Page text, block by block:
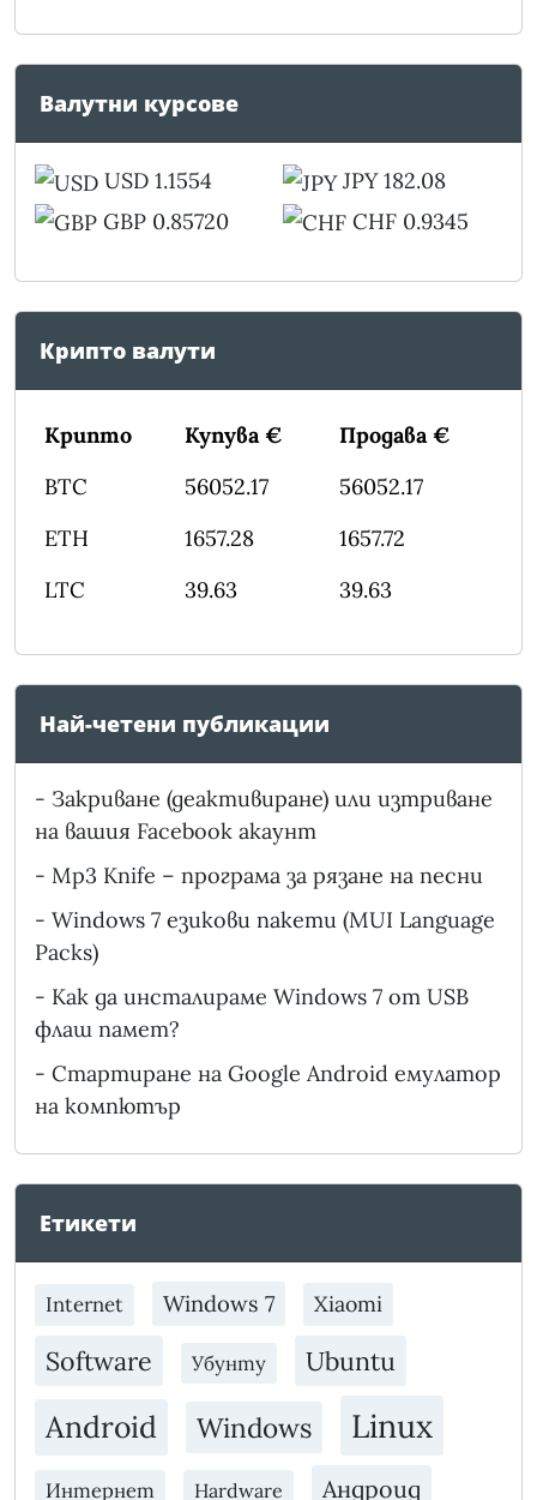
Валутни курсове
USD 1.1554
GBP 0.85720
JPY 182.08
CHF 0.9345
Крипто валути
Крипто Купува €
Продава €
BTC
56052.17
56052.17
ETH
1657.28
1657.72
LTC
39.63 39.63
Най-четени публикации
- Закриване (деактивиране) или изтриване
на вашия Facebook акаунт
- Mp3 Knife – програма за рязане на песни
- Windows 7 езикови пакети (MUI Language
Packs)
- Как да инсталираме Windows 7 от USB
флаш памет?
- Стартиране на Google Android емулатор
на компютър
Етикети
Internet Windows 7 Xiaomi
Software Убунту Ubuntu
Android Windows Linux
Интернет Hardware Андроид